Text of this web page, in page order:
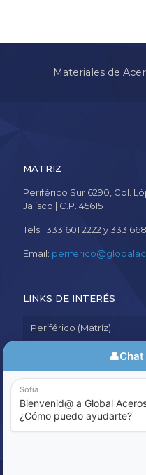
Materiales de
MATRIZ
Periférico Sur 6290, Col.
Jalisco | C.P. 45615
Tels.: 333 601 2222 y 333
Email:
LINKS DE INTERÉS
Periférico (Matríz)
Aviso de Privacidad
Política de Calidad
Sistema de Denuncia